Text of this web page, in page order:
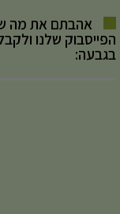
אהבתם את מה
הפייסבוק שלנו
בגבעה: